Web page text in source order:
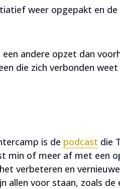
weer opgepakt en
andere opzet dan
die zich verbonden
is de podcast die
min of meer af met een
verbeteren en
allen voor staan, zoals de